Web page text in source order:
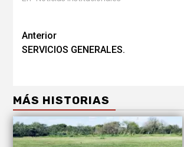
Anterior
SERVICIOS GENERALES.
MÁS HISTORIAS